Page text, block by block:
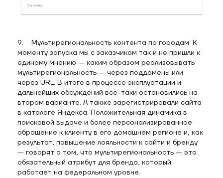
9. Мультирегиональность контента по городам. К
моменту запуска мы с заказчиком так и не пришли к
единому мнению — каким образом реализовывать
мультирегиональность — через поддомены или
через URL. В итоге в процессе эксплуатации и
дальнейших обсуждений все-таки остановились на
втором варианте. А также зарегистрировали сайта
в каталоге Яндекса. Положительная динамика в
поисковой выдаче и более персонализированное
обращение к клиенту в его домашнем регионе и, как
результат, повышение лояльности к сайти и бренду
— говорят о том, что мультирегиональность — это
обязательный атрибут для бренда, который
работает на федеральном уровне.